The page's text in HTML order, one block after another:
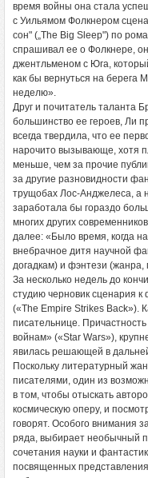
время войны она стала
с Уильямом Фолкнером
сон" („The Big Sleep") по
спрашивал ее о Фолкнере,
джентльменом с Юга,
как бы вернуться на берега
неделю».
Друг и почитатель таланта
большинство ее героев, Ли
всегда твердила, что ее
нарочито вызывающе, хотя
меньше, чем за прочие
за другие разновидности
трущобах Лос-Анджелеса, а
заработала бы гораздо
многих других
далее: «Было время, когда
внебрачное дитя научной
догадкам) и фэнтези (жанра,
За несколько недель до
студию черновик сценария
(«The Empire Strikes Back»).
писательнице.
войнам» («Star Wars»),
явилась решающей в
Поскольку литературный
писателями, один из
в том, чтобы отыскать
космическую оперу, и
говорят. Особого внимания
ряда, выбирает необычный
сочетания науки и
посвященных